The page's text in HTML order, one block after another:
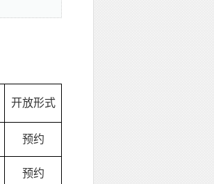
开放形式
预约
预约